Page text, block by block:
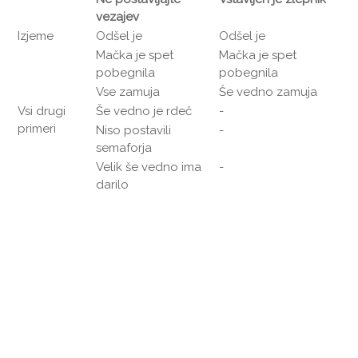
vezajev
Izjeme Odšel je
Odšel je
Mačka je spet
pobegnila
Mačka je spet
pobegnila
Vse zamuja
Še vedno zamuja
Vsi drugi
primeri
Še vedno je rdeč
-
Niso postavili
semaforja
-
Velik še vedno ima
darilo
-